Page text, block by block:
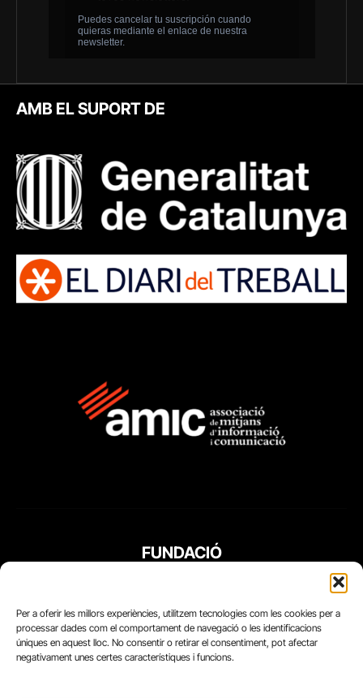
Per a oferir les millors experiències, utilitzem tecnologies com les cookies per a
processar dades com el comportament de navegació o les identificacions
úniques en aquest lloc. No consentir o retirar el consentiment, pot afectar
negativament unes certes característiques i funcions.
AMB EL SUPORT DE
FUNDACIÓ